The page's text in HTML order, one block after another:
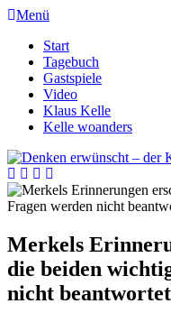
Menü
Start
Tagebuch
Gastspiele
Video
Klaus Kelle
Kelle woanders
Merkels
die beiden
nicht beantwortet